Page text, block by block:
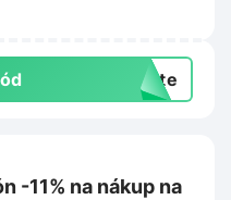
exte
-11% na nákup na